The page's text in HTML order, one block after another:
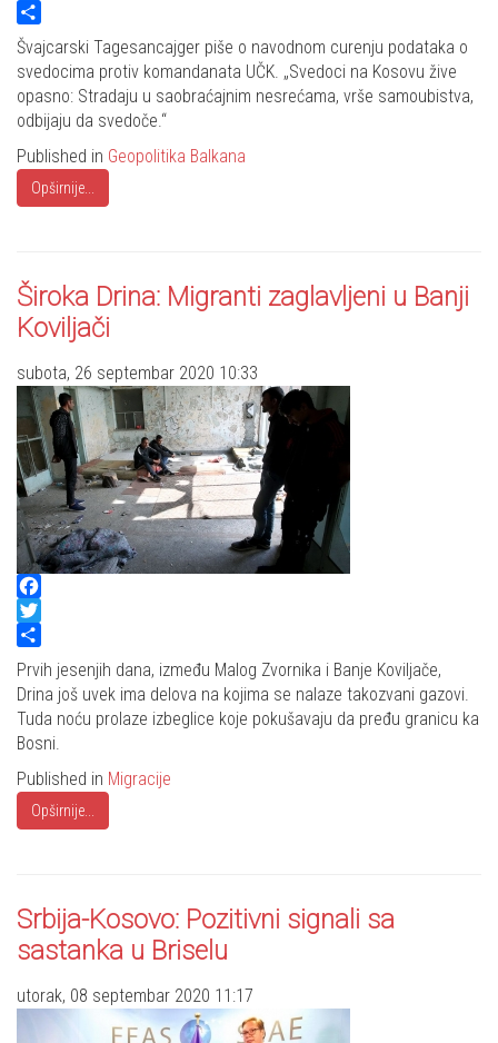
Twitter
Share
Švajcarski Tagesancajger piše o navodnom curenju podataka o
svedocima protiv komandanata UČK. „Svedoci na Kosovu žive
opasno: Stradaju u saobraćajnim nesrećama, vrše samoubistva,
odbijaju da svedoče.“
Published in Geopolitika Balkana
Opširnije...
Široka Drina: Migranti zaglavljeni u Banji
Koviljači
subota, 26 septembar 2020 10:33
Facebook
Twitter
Share
Prvih jesenjih dana, između Malog Zvornika i Banje Koviljače,
Drina još uvek ima delova na kojima se nalaze takozvani gazovi.
Tuda noću prolaze izbeglice koje pokušavaju da pređu granicu ka
Bosni.
Published in Migracije
Opširnije...
Srbija-Kosovo: Pozitivni signali sa
sastanka u Briselu
utorak, 08 septembar 2020 11:17